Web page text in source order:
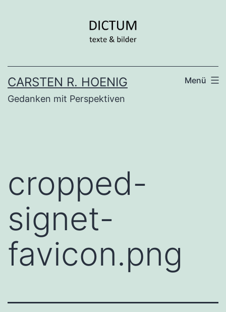
CARSTEN R. HOENIG
Gedanken mit Perspektiven
Menü
cropped-
signet-
favicon.png